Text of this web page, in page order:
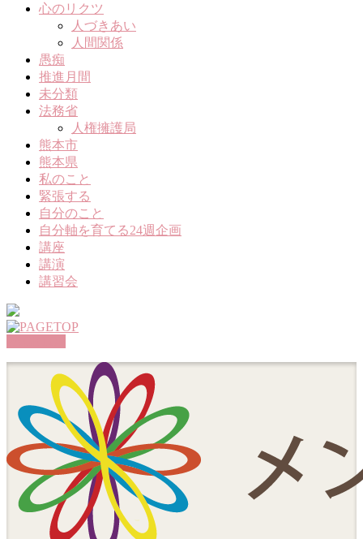
心のリクツ
人づきあい
人間関係
愚痴
推進月間
未分類
法務省
人権擁護局
熊本市
熊本県
私のこと
緊張する
自分のこと
自分軸を育てる24週企画
講座
講演
講習会